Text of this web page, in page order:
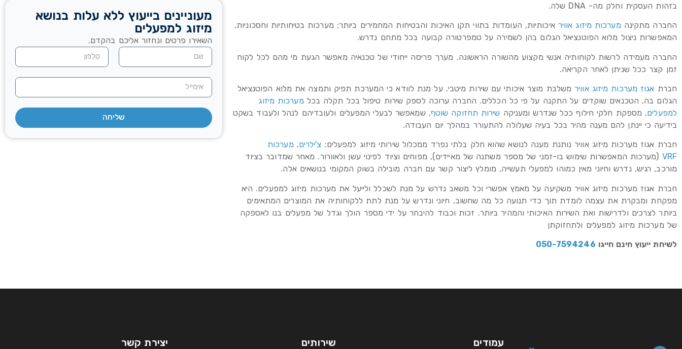
בזהות העסקית וחלק מה- DNA שלה.
החברה מתקינה מערכות מיזוג אוויר איכותיות, העומדות בתווי תקן האיכות והבטיחות המחמירים ביותר; מערכות בטיחותיות וחסכוניות,
המאפשרות ניצול מלוא הפוטנציאל הגלום בהן לשמירה על טמפרטורה קבועה בכל מתחם נדרש.
החברה מעמידה לרשות לקוחותיה אנשי מקצוע מהשורה הראשונה. מערך פריסה ייחודי של טכנאיה מאפשר הגעת מי מהם לכל לקוח
זמן קצר ככל שניתן לאחר הקריאה.
חברת אגוז מערכות מיזוג אווירמשלבת מוצר איכותי עם שירות מיטבי. על מנת לוודא כי המערכת תפיק ותמצה את מלוא הפוטנציאל
הגלום בה, הטכנאים שוקדים על התקנה על פי כל הכללים. החברה ערוכה לספק שירות טיפול בכל תקלה בכל מערכות מיזוג
למפעלים, מספקת חלקי חילוף ככל שנדרש ומעניקה שירות תחזוקה שוטף, שמאפשר לבעלי המפעלים ולעובדיהם לנהל ולעבוד בשקט
בידיעה כי יינתן להם מענה מהיר בכל בעיה שעלולה להתעורר במהלך יום העבודה.
חברת אגוז מערכות מיזוג אוויר נותנת מענה לנושא שהוא חלק בלתי נפרד ממכלול שירותי מיזוג למפעלים: צ'ילרים, מערכות
VRF (מערכות המאפשרות שימוש בו-זמני של מספר משתנה של מאיידים), מפוחים וציוד לפינוי עשן ולאוורור. מאחר שמדובר בציוד
מורכב, רגיש, נדרש וחיוני מאין כמוהו למפעלי תעשייה, מומלץ ליצור קשר עם חברה מובילה בשוק המקומי בנושאים אלה.
חברת אגוז מערכות מיזוג אוויר משקיעה על מאמץ אפשרי וכל משאב נדרש על מנת לשכלל ולייעל את מערכות מיזוג למפעלים. היא
מפקחת ומבקרת את עצמה לומדת תוך כדי תנועה כל מה שחשוב, חיוני ונדרש על מנת לתת ללקוחותיה את המוצרים המתאימים
ביותר לצרכים ולדרישות ואת השירות האיכותי והמהיר ביותר. זכות וכבוד להיבחר על ידי מספר הולך וגדל של מפעלים בנו לאספקה
של מערכות מיזוג למפעלים ולתחזוקתן
לשיחת ייעוץ חינם חייגו 050-7594246
מעוניינים בייעוץ ללא עלות בנושא
מיזוג למפעלים
השאירו פרטים ונחזור אליכם בהקדם.
שליחה
עמודים שירותים יצירת קשר